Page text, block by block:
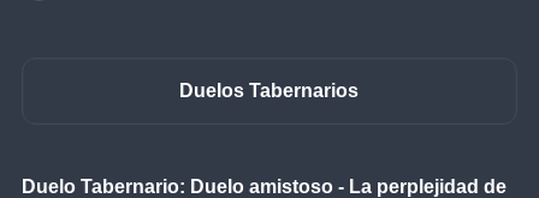
Duelos Tabernarios
Duelo Tabernario: Duelo amistoso - La perplejidad de